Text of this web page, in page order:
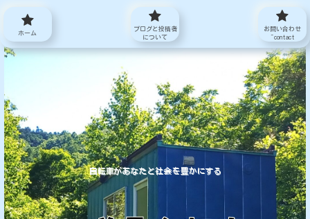
自転車があなたと社会を豊かにする
ホーム
ブログと投稿者
について
お問い合わせ
~contact